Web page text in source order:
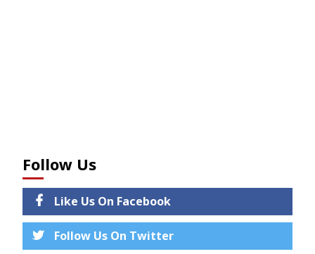
Follow Us
Like Us On Facebook
Follow Us On Twitter